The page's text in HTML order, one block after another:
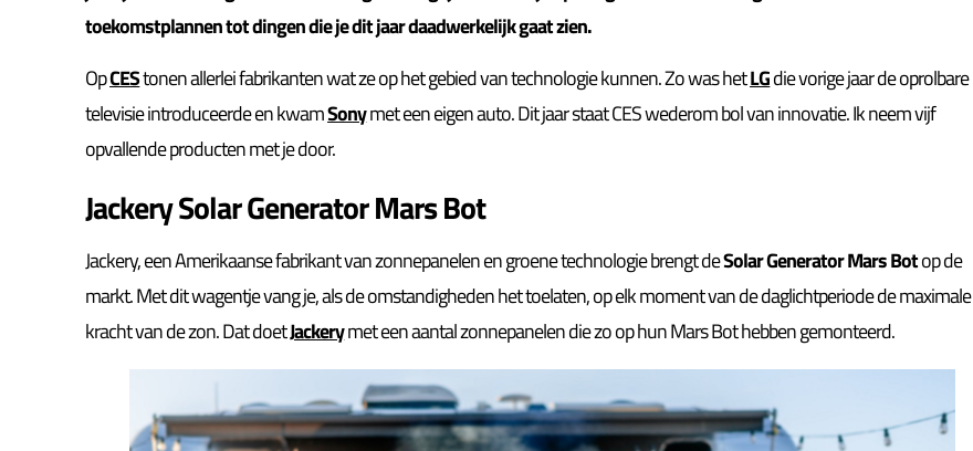
toekomstplannen tot dingen die je dit jaar daadwerkelijk gaat zien.
OpCEStonen allerlei fabrikanten wat ze op het gebied van technologie kunnen. Zo was hetLGdie vorige jaar de oprolbare
televisie introduceerde en kwamSonymet een eigen auto. Dit jaar staat CES wederom bol van innovatie. Ik neem vijf
opvallende producten met je door.
Jackery Solar Generator Mars Bot
Jackery, een Amerikaanse fabrikant van zonnepanelen en groene technologie brengt deSolar Generator Mars Botop de
markt. Met dit wagentje vang je, als de omstandigheden het toelaten, op elk moment van de daglichtperiode de maximale
kracht van de zon. Dat doetJackerymet een aantal zonnepanelen die zo op hun Mars Bot hebben gemonteerd.